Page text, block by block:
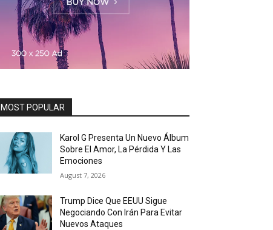
MOST POPULAR
Karol G Presenta Un Nuevo Álbum
Sobre El Amor, La Pérdida Y Las
Emociones
August 7, 2026
Trump Dice Que EEUU Sigue
Negociando Con Irán Para Evitar
Nuevos Ataques